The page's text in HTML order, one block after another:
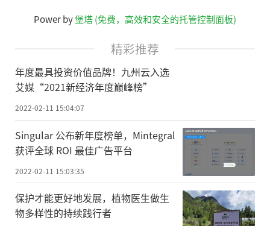
Power by堡塔 (免费，高效和安全的托管控制面板)
精彩推荐
年度最具投资价值品牌！九州云入选
艾媒“2021新经济年度巅峰榜”
2022-02-11 15:04:07
Singular 公布新年度榜单，Mintegral
获评全球 ROI 最佳广告平台
2022-02-11 15:03:35
保护才能更好地发展，植物医生做生
物多样性的持续践行者